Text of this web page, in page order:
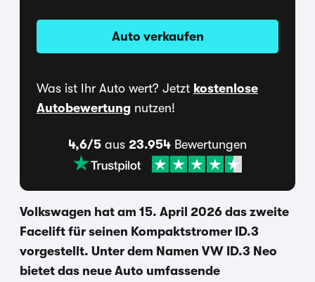
Auto verkaufen
Was ist Ihr Auto wert? Jetzt kostenlose
Autobewertung nutzen!
4,6/5 aus 23.954 Bewertungen
Volkswagen hat am 15. April 2026 das zweite
Facelift für seinen Kompaktstromer ID.3
vorgestellt. Unter dem Namen VW ID.3 Neo
bietet das neue Auto umfassende